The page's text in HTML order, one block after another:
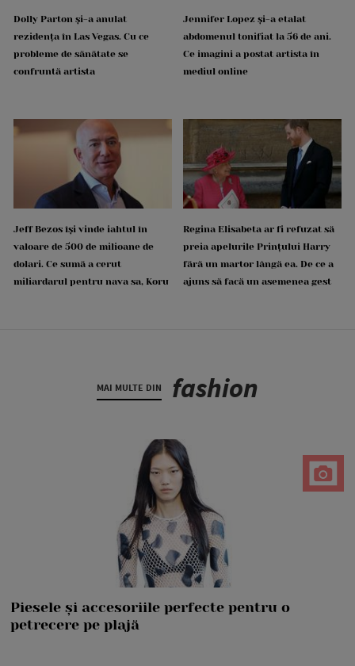
Dolly Parton și-a anulat
rezidența în Las Vegas. Cu ce
probleme de sănătate se
confruntă artista
Jennifer Lopez și-a etalat
abdomenul tonifiat la 56 de ani.
Ce imagini a postat artista în
mediul online
Jeff Bezos își vinde iahtul în
valoare de 500 de milioane de
dolari. Ce sumă a cerut
miliardarul pentru nava sa, Koru
Regina Elisabeta ar fi refuzat să
preia apelurile Prințului Harry
fără un martor lângă ea. De ce a
ajuns să facă un asemenea gest
MAI MULTE DIN fashion
Piesele și accesoriile perfecte pentru o
petrecere pe plajă